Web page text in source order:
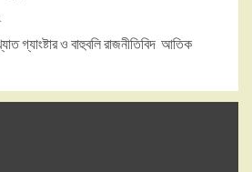
গ্যাংষ্টার ও বাহুবলি রাজনীতিবিদ আতিক